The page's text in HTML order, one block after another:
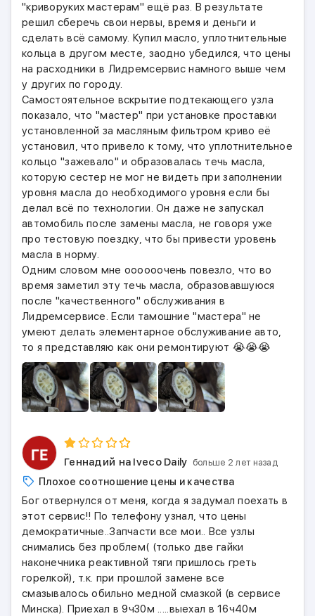
"криворуких мастерам" ещё раз. В результате
решил сберечь свои нервы, время и деньги и
сделать всё самому. Купил масло, уплотнительные
кольца в другом месте, заодно убедился, что цены
на расходники в Лидремсервис намного выше чем
у других по городу.
Самостоятельное вскрытие подтекающего узла
показало, что "мастер" при установке проставки
установленной за масляным фильтром криво её
установил, что привело к тому, что уплотнительное
кольцо "зажевало" и образовалась течь масла,
которую сестер не мог не видеть при заполнении
уровня масла до необходимого уровня если бы
делал всё по технологии. Он даже не запускал
автомобиль после замены масла, не говоря уже
про тестовую поездку, что бы привести уровень
масла в норму.
Одним словом мне оооооочень повезло, что во
время заметил эту течь масла, образовавшуюся
после "качественного" обслуживания в
Лидремсервисе. Если тамошние "мастера" не
умеют делать элементарное обслуживание авто,
то я представляю как они ремонтируют 😭😭😭
Геннадий на Iveco Daily больше 2 лет назад
Плохое соотношение цены и качества
Бог отвернулся от меня, когда я задумал поехать в
этот сервис!! По телефону узнал, что цены
демократичные..Запчасти все мои.. Все узлы
снимались без проблем( (только две гайки
наконечника реактивной тяги пришлось греть
горелкой), т.к. при прошлой замене все
смазывалось обильно медной смазкой (в сервисе
Минска). Приехал в 9ч30м .....выехал в 16ч40м